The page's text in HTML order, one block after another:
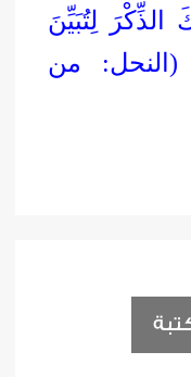
الذِّكْرَ لِتُبَيِّنَ
(النحل: من